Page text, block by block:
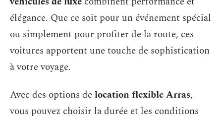
élégance. Que ce soit pour un événement spécial
ou simplement pour profiter de la route, ces
voitures apportent une touche de sophistication
à votre voyage.
Avec des options delocation flexible Arras,
vous pouvez choisir la durée et les conditions